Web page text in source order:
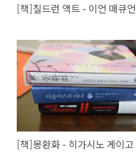
[책]칠드런 액트 - 이언 매큐언
[책]몽환화 - 히가시노 게이고